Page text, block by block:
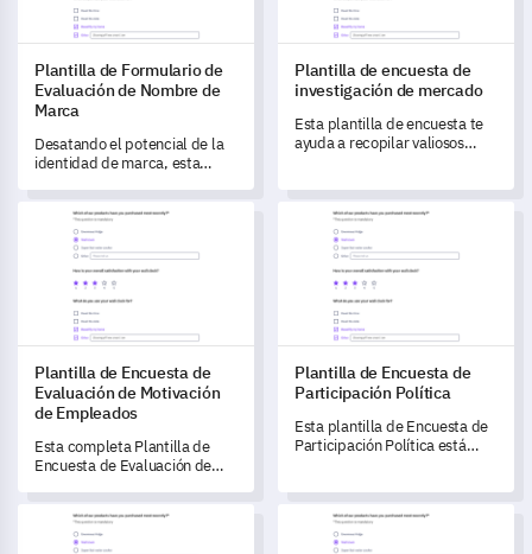
Plantilla de Formulario de
Evaluación de Nombre de
Marca
Desatando el potencial de la
identidad de marca, esta
comentarios completos de los
clientes sobre tu nombre de
marca, ayudándote a evaluar
su relevancia en el mercado y
entender las emociones que
evoca.
Plantilla de encuesta de
investigación de mercado
Esta plantilla de encuesta te
ayuda a recopilar valiosos
dirigir las tendencias del
mercado.
Plantilla de Encuesta de Evaluación de Motivación de
Plantilla de Encuesta de
Evaluación de Motivación
de Empleados
Esta completa Plantilla de
Encuesta de Evaluación de
permite medir y comprender
los niveles de motivación de tu
equipo.
Plantilla de Encuesta de
Plantilla de Encuesta de
Participación Política
Esta plantilla de Encuesta de
Participación Política está
compromiso y los niveles de
participación política del
público.
Plantilla de Encuesta de Empleo para Graduados
Plantilla de Evaluación de